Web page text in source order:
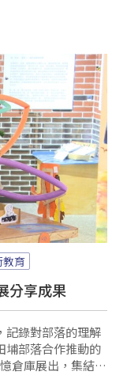
教育
分享成果
記錄對部落的理解
埔部落合作推動的
倉庫展出，集結孩